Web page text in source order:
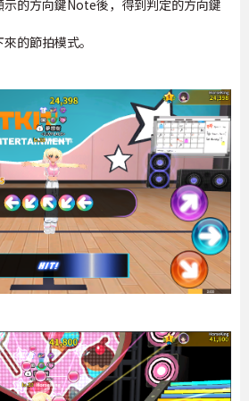
的方向鍵Note後，得到判定的方向鍵
的節拍模式。